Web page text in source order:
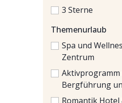
3 Sterne
Themenurlaub
Spa und
Zentrum
Aktivprogramm
Bergführung
Romantik Hotel